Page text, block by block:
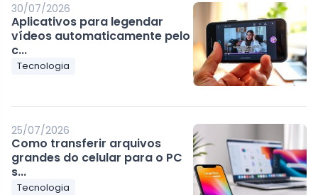
30/07/2026
Aplicativos para legendar
vídeos automaticamente pelo
c...
Tecnologia
25/07/2026
Como transferir arquivos
grandes do celular para o PC
s...
Tecnologia